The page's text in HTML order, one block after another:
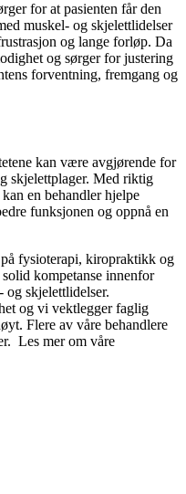
for at pasienten får den
muskel- og skjelettlidelser
og lange forløp. Da
og sørger for justering
forventning, fremgang og
kan være avgjørende for
skjelettplager. Med riktig
en behandler hjelpe
funksjonen og oppnå en
fysioterapi, kiropraktikk og
kompetanse innenfor
og skjelettlidelser.
og vi vektlegger faglig
Flere av våre behandlere
Les mer om våre